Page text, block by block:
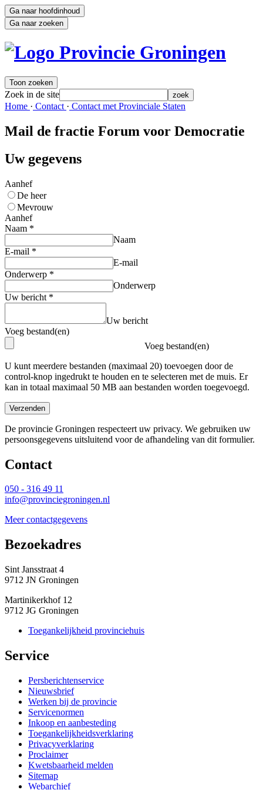
Ga naar hoofdinhoud
Ga naar zoeken
Toon zoeken
Zoek in de site zoek
Home · Contact · Contact met Provinciale Staten
Mail de fractie Forum voor Democratie
Uw gegevens
Aanhef
De heer
Mevrouw
Aanhef
Naam *
Naam
E-mail *
E-mail
Onderwerp *
Onderwerp
Uw bericht *
Uw bericht
Voeg bestand(en)
Voeg bestand(en)
U kunt meerdere bestanden (maximaal 20) toevoegen door de
control-knop ingedrukt te houden en te selecteren met de muis. Er
kan in totaal maximaal 50 MB aan bestanden worden toegevoegd.
Verzenden
De provincie Groningen respecteert uw privacy. We gebruiken uw
persoonsgegevens uitsluitend voor de afhandeling van dit formulier.
Contact
050 - 316 49 11
info@provinciegroningen.nl
Meer contactgegevens
Bezoekadres
Sint Jansstraat 4
9712 JN Groningen
Martinikerkhof 12
9712 JG Groningen
Toegankelijkheid provinciehuis
Service
Persberichtenservice
Nieuwsbrief
Werken bij de provincie
Servicenormen
Inkoop en aanbesteding
Toegankelijkheidsverklaring
Privacyverklaring
Proclaimer
Kwetsbaarheid melden
Sitemap
Webarchief